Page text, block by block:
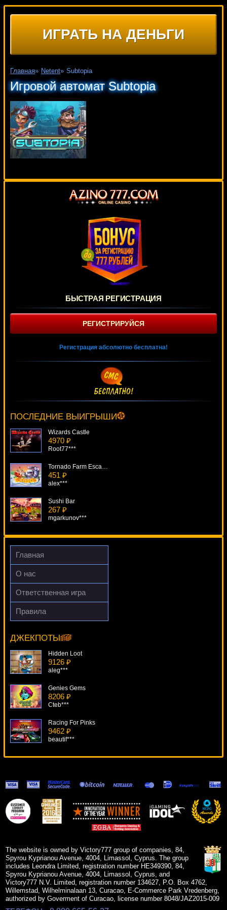
ИГРАТЬ НА ДЕНЬГИ
Главная» Netent» Subtopia
Игровой автомат Subtopia
БЫСТРАЯ РЕГИСТРАЦИЯ
РЕГИСТРИРУЙСЯ
Регистрация абсолютно бесплатна!
ПОСЛЕДНИЕ ВЫИГРЫШИ
Serg***
Wizards Castle
4970 ₽
Root77***
Tornado Farm Escape
451 ₽
alex***
Sushi Bar
267 ₽
mgarkunov***
In Bloom
745 ₽
alex***
Главная
О нас
Ответственная игра
Правила
ДЖЕКПОТЫ
Fruitilicious
drink***
Hidden Loot
9126 ₽
aleg***
Genies Gems
8206 ₽
Cteb***
Racing For Pinks
9462 ₽
beautif***
Mega Jackpot
17308 ₽
verkhovod***
Crazy Vegas
The website is owned by Victory777 group of companies, 84,
Spyrou Kyprianou Avenue, 4004, Limassol, Cyprus. The group
includes Leondra Limited, registration number HE349390, 84,
Spyrou Kyprianou Avenue, 4004, Limassol, Cyprus, and
Victory777 N.V. Limited, registration number 134627, P.O. Box 4762,
Willemstad, Wilhelminalaan 13, Curacao, E-Commerce Park Vredenberg,
authorized by Goverment of Curacao, license number 8048/JAZ2015-009